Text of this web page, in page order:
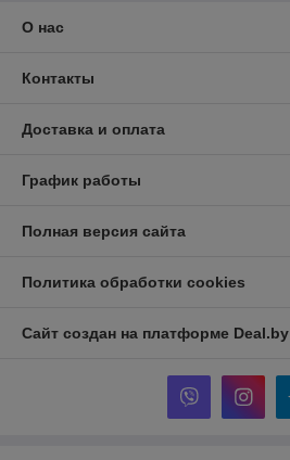
О нас
Контакты
Доставка и оплата
График работы
Полная версия сайта
Политика обработки cookies
Сайт создан на платформе Deal.by